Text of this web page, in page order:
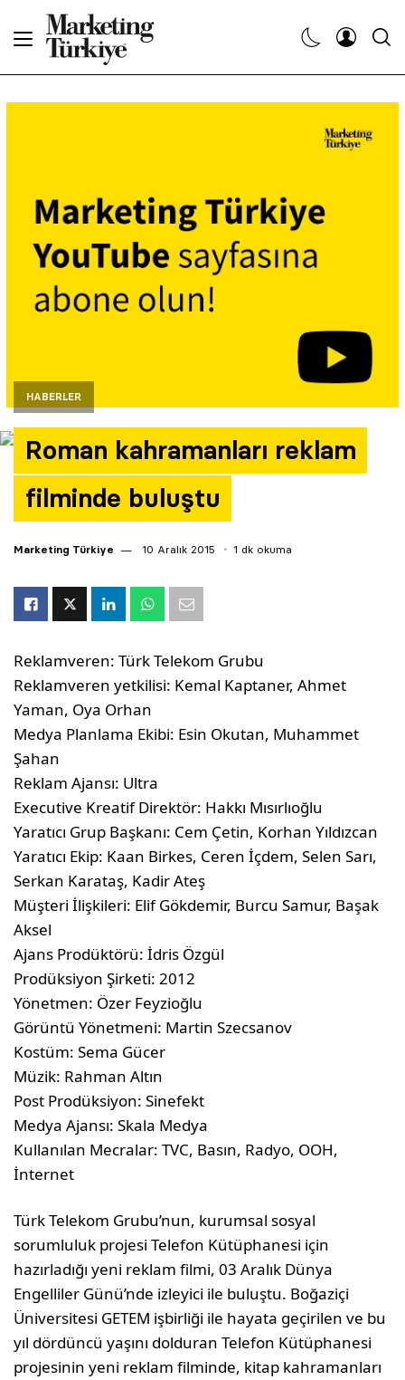
HABERLER
Roman kahramanları reklam
filminde buluştu
Marketing Türkiye 10 Aralık 2015 1 dk okuma
Reklamveren: Türk Telekom Grubu
Reklamveren yetkilisi: Kemal Kaptaner, Ahmet
Yaman, Oya Orhan
Medya Planlama Ekibi: Esin Okutan, Muhammet
Şahan
Reklam Ajansı: Ultra
Executive Kreatif Direktör: Hakkı Mısırlıoğlu
Yaratıcı Grup Başkanı: Cem Çetin, Korhan Yıldızcan
Yaratıcı Ekip: Kaan Birkes, Ceren İçdem, Selen Sarı,
Serkan Karataş, Kadir Ateş
Müşteri İlişkileri: Elif Gökdemir, Burcu Samur, Başak
Aksel
Ajans Prodüktörü: İdris Özgül
Prodüksiyon Şirketi: 2012
Yönetmen: Özer Feyzioğlu
Görüntü Yönetmeni: Martin Szecsanov
Kostüm: Sema Gücer
Müzik: Rahman Altın
Post Prodüksiyon: Sinefekt
Medya Ajansı: Skala Medya
Kullanılan Mecralar: TVC, Basın, Radyo, OOH,
İnternet
Türk Telekom Grubu’nun, kurumsal sosyal
sorumluluk projesi Telefon Kütüphanesi için
hazırladığı yeni reklam filmi, 03 Aralık Dünya
Engelliler Günü’nde izleyici ile buluştu. Boğaziçi
Üniversitesi GETEM işbirliği ile hayata geçirilen ve bu
yıl dördüncü yaşını dolduran Telefon Kütüphanesi
projesinin yeni reklam filminde, kitap kahramanları
Dergiler
Etkinlikler
Yazarlar
Araştırma